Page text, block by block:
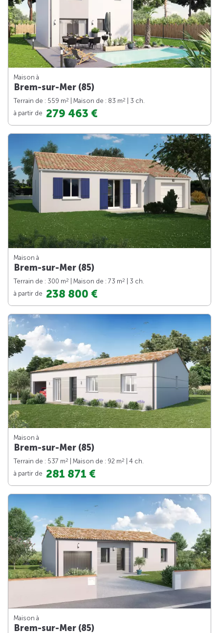
Maison à
Brem-sur-Mer (85)
Terrain de : 559 m2 | Maison de : 83 m2
| 3 ch.
à partir de 279 463 €
Maison à
Brem-sur-Mer (85)
Terrain de : 300 m2 | Maison de : 73 m2
| 3 ch.
à partir de 238 800 €
Maison à
Brem-sur-Mer (85)
Terrain de : 537 m2 | Maison de : 92 m2
| 4 ch.
à partir de 281 871 €
Maison à
Brem-sur-Mer (85)